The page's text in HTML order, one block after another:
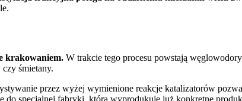
krakowaniem. W trakcie tego procesu powstają
śmietany.
przez wyżej wymienione reakcje katalizatorów